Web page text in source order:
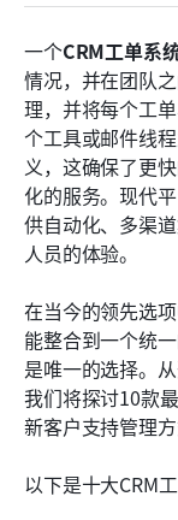
一个CRM工单系
情况，并在团队
理，并将每个工
个工具或邮件线
义，这确保了更
化的服务。现代
供自动化、多渠
人员的体验。
在当今的领先选
能整合到一个统
是唯一的选择。
我们将探讨10款
新客户支持管理方
以下是十大CRM
什么是CRM工
在CRM工单系
10个最佳企业
为您的企业
CRM工单系统
结论
常见问题
相关阅读